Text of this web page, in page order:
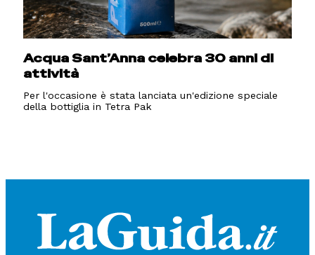
Acqua Sant’Anna celebra 30 anni di
attività
Per l'occasione è stata lanciata un'edizione speciale
della bottiglia in Tetra Pak